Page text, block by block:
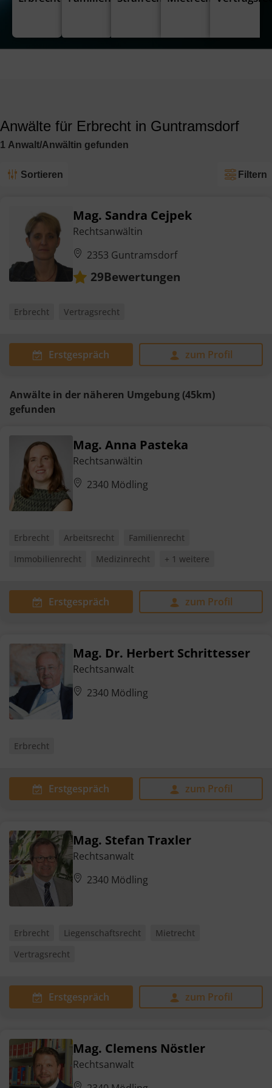
Anwälte für Erbrecht in Guntramsdorf
1 Anwalt/Anwältin gefunden
Sortieren Filtern
Mag. Sandra Cejpek
Rechtsanwältin
2353 Guntramsdorf
29Bewertungen
Erbrecht Vertragsrecht
Erstgespräch zum Profil
Anwälte in der näheren Umgebung (45km)
gefunden
Mag. Anna Pasteka
Rechtsanwältin
2340 Mödling
Erbrecht Arbeitsrecht
Familienrecht
Immobilienrecht
Medizinrecht + 1 weitere
Erstgespräch zum Profil
Mag. Dr. Herbert Schrittesser
Rechtsanwalt
2340 Mödling
Erbrecht
Erstgespräch zum Profil
Mag. Stefan Traxler
Rechtsanwalt
2340 Mödling
Erbrecht Liegenschaftsrecht
Mietrecht
Vertragsrecht
Erstgespräch zum Profil
Mag. Clemens Nöstler
Rechtsanwalt